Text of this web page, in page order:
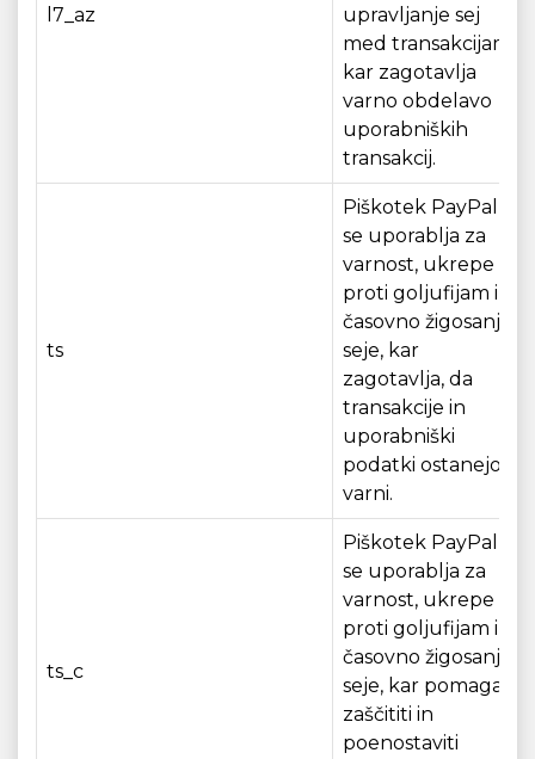
l7_az
upravljanje sej
med transakcijami,
kar zagotavlja
varno obdelavo
uporabniških
transakcij.
ts
Piškotek PayPal, ki
se uporablja za
varnost, ukrepe
proti goljufijam in
časovno žigosanje
seje, kar
zagotavlja, da
transakcije in
uporabniški
podatki ostanejo
varni.
ts_c
Piškotek PayPal, ki
se uporablja za
varnost, ukrepe
proti goljufijam in
časovno žigosanje
seje, kar pomaga
zaščititi in
poenostaviti